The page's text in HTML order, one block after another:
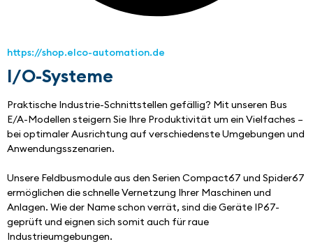
https://shop.elco-automation.de
I/O-Systeme
Praktische Industrie-Schnittstellen gefällig? Mit unseren Bus
E/A-Modellen steigern Sie Ihre Produktivität um ein Vielfaches –
bei optimaler Ausrichtung auf verschiedenste Umgebungen und
Anwendungsszenarien.
Unsere Feldbusmodule aus den Serien Compact67 und Spider67
ermöglichen die schnelle Vernetzung Ihrer Maschinen und
Anlagen. Wie der Name schon verrät, sind die Geräte IP67-
geprüft und eignen sich somit auch für raue
Industrieumgebungen.